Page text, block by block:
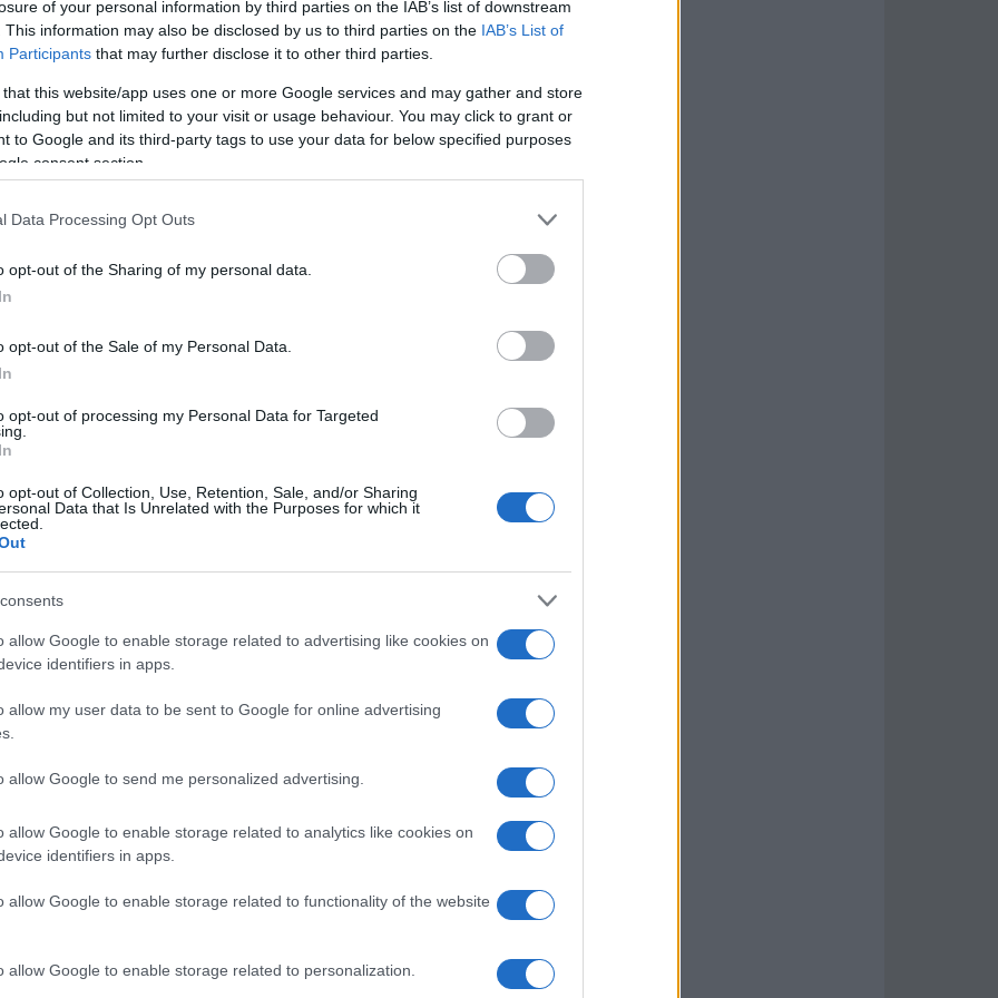
of your personal information by third parties on the IAB’s list of downstream
This information may also be disclosed by us to third parties on the IAB’s List of
Participants that may further disclose it to other third parties.
that this website/app uses one or more Google services and may gather and store
but not limited to your visit or usage behaviour. You may click to grant or
to Google and its third-party tags to use your data for below specified purposes
consent section.
Data Processing Opt Outs
opt-out of the Sharing of my personal data.
opt-out of the Sale of my Personal Data.
opt-out of processing my Personal Data for Targeted
opt-out of Collection, Use, Retention, Sale, and/or Sharing
Data that Is Unrelated with the Purposes for which it
allow Google to enable storage related to advertising like cookies on
identifiers in apps.
allow my user data to be sent to Google for online advertising
allow Google to send me personalized advertising.
allow Google to enable storage related to analytics like cookies on
identifiers in apps.
allow Google to enable storage related to functionality of the website
allow Google to enable storage related to personalization.
importanti per chi partecipa o segue
dei bigliettiper questo evento sono
dettagliata per giorno e la durata
riferimenti a sessioni come le
feature race. Gli orari sono espressi nella
a modifiche da parte del promotore
al Red Bull Ring
di prove e presentazioni
di supporto: alle 09:55 è prevista laFIA
10:40), seguita dalla
si svolgono la prima ora di